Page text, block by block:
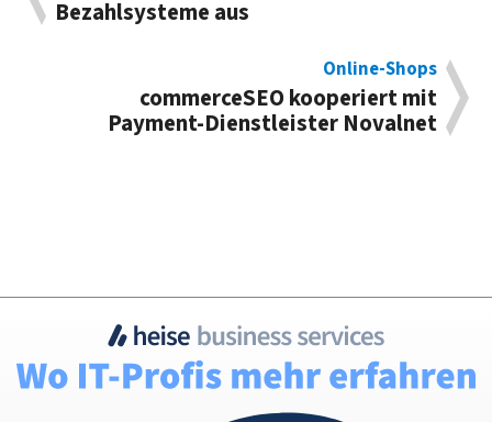
Bezahlsysteme aus
Online-Shops
commerceSEO kooperiert mit
Payment-Dienstleister Novalnet